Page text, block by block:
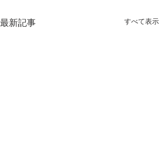
最新記事 すべて表示